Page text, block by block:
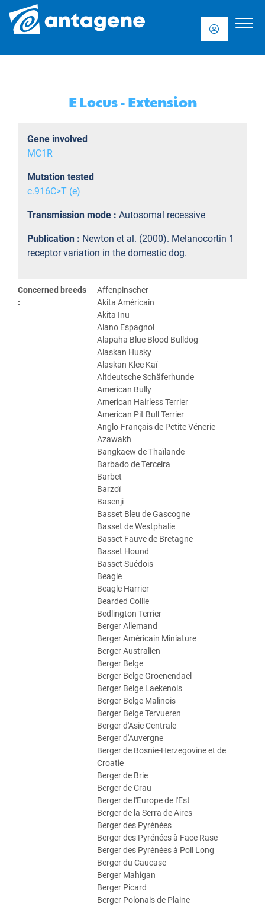
E Locus - Extension
Gene involved
MC1R
Mutation tested
c.916C>T (e)
Transmission mode : Autosomal recessive
Publication : Newton et al. (2000). Melanocortin 1
receptor variation in the domestic dog.
Concerned breeds
:
Affenpinscher
Akita Américain
Akita Inu
Alano Espagnol
Alapaha Blue Blood Bulldog
Alaskan Husky
Alaskan Klee Kaï
Altdeutsche Schäferhunde
American Bully
American Hairless Terrier
American Pit Bull Terrier
Anglo-Français de Petite Vénerie
Azawakh
Bangkaew de Thaïlande
Barbado de Terceira
Barbet
Barzoï
Basenji
Basset Bleu de Gascogne
Basset de Westphalie
Basset Fauve de Bretagne
Basset Hound
Basset Suédois
Beagle
Beagle Harrier
Bearded Collie
Bedlington Terrier
Berger Allemand
Berger Américain Miniature
Berger Australien
Berger Belge
Berger Belge Groenendael
Berger Belge Laekenois
Berger Belge Malinois
Berger Belge Tervueren
Berger d'Asie Centrale
Berger d'Auvergne
Berger de Bosnie-Herzegovine et de
Croatie
Berger de Brie
Berger de Crau
Berger de l'Europe de l'Est
Berger de la Serra de Aires
Berger des Pyrénées
Berger des Pyrénées à Face Rase
Berger des Pyrénées à Poil Long
Berger du Caucase
Berger Mahigan
Berger Picard
Berger Polonais de Plaine